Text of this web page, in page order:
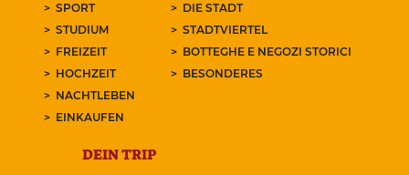
SPORT
STUDIUM
FREIZEIT
HOCHZEIT
NACHTLEBEN
EINKAUFEN
DIE STADT
STADTVIERTEL
BOTTEGHE E NEGOZI STORICI
BESONDERES
DEIN TRIP